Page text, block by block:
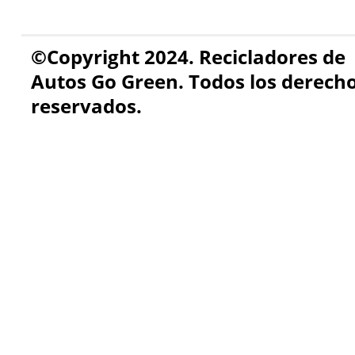
©Copyright 2024. Recicladores de
Autos Go Green. Todos los
reservados.